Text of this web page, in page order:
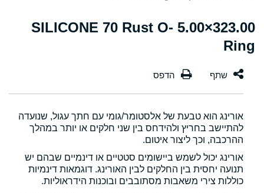
323.00×5.00 SILICONE 70 Rust O-
Ring
אורינג הוא טבעת של אלסטומר/גומי עם חתך עגול, שנועדה
להתיישב בחריץ ולהידחס בין שני חלקים או יותר במהלך
ההרכבה, וכך ליצור איטום.
אורינג יכול לשמש ביישומים סטטיים או דינמיים שבהם יש
תנועה יחסית בין החלקים לבין האורינג. דוגמאות דינמיות
כוללות צירי משאבות מסתובבים ובוכנות הידראוליות.